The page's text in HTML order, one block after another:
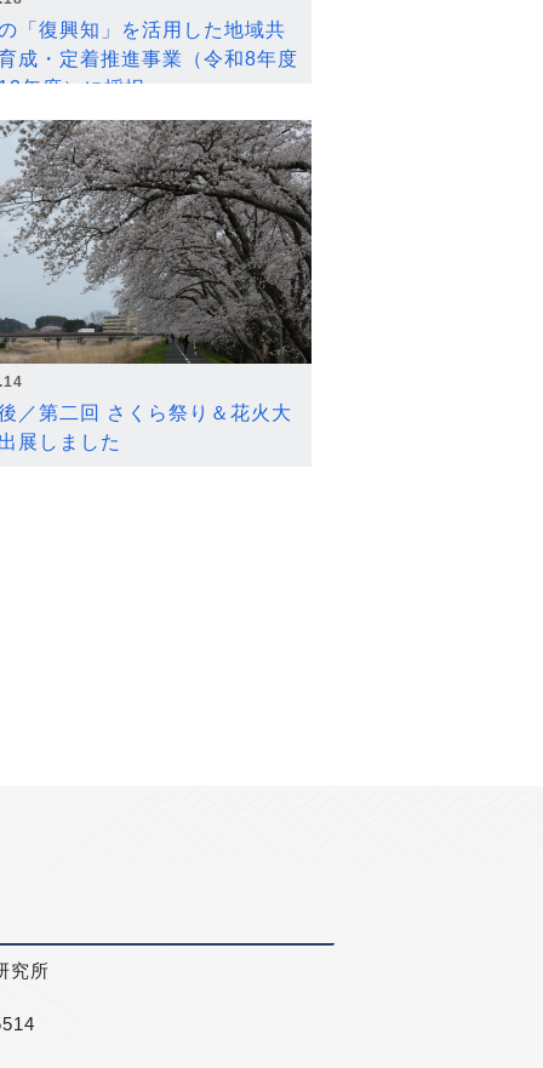
「復興知」を活用した地域共
成・定着推進事業（令和8年度
年度）に採択
／第二回 さくら祭り＆花火大
展しました
究所